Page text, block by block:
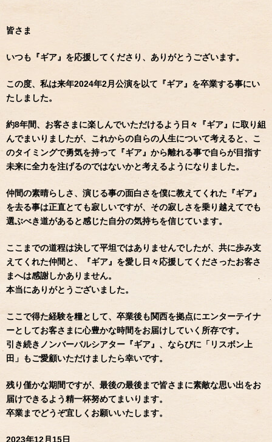
皆さま
いつも『ギア』を応援してくださり、ありがとうございます。
この度、私は来年2024年2月公演を以て『ギア』を卒業する事にい
たしました。
約8年間、お客さまに楽しんでいただけるよう日々『ギア』に取り組
んでまいりましたが、これからの自らの人生について考えると、こ
のタイミングで勇気を持って『ギア』から離れる事で自らが目指す
未来に全力を注げるのではないかと考えるようになりました。
仲間の素晴らしさ、演じる事の面白さを僕に教えてくれた『ギア』
を去る事は正直とても寂しいですが、その寂しさを乗り越えてでも
選ぶべき道があると感じた自分の気持ちを信じています。
ここまでの道程は決して平坦ではありませんでしたが、共に歩み支
えてくれた仲間と、『ギア』を愛し日々応援してくださったお客さ
まへは感謝しかありません。
本当にありがとうございました。
ここで得た経験を糧として、卒業後も関西を拠点にエンターテイナ
ーとしてお客さまに心豊かな時間をお届けしていく所存です。
引き続きノンバーバルシアター『ギア』、ならびに「リスボン上
田」もご愛顧いただけましたら幸いです。
残り僅かな期間ですが、最後の最後まで皆さまに素敵な思い出をお
届けできるよう精一杯努めてまいります。
卒業までどうぞ宜しくお願いいたします。
2023年12月15日